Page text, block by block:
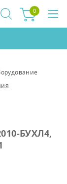
0
БУХЛ4,